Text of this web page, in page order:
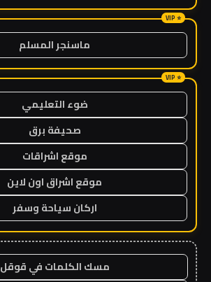
ماسنجر المسلم
ضوء التعليمي
صحيفة برق
موقع اشراقات
موقع اشراق اون لاين
اركان سياحة وسفر
مسك الكلمات في قوقل